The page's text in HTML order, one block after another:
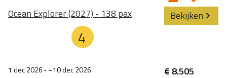
Ocean Explorer (2027) - 138 pax
4
Bekijken
1 dec 2026‐ 10 dec 2026
€ 8.505